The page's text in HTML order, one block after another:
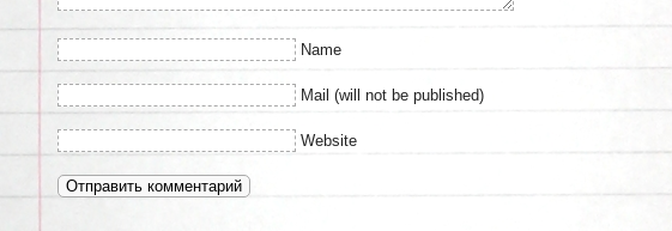
Name
Mail (will not be published)
Website